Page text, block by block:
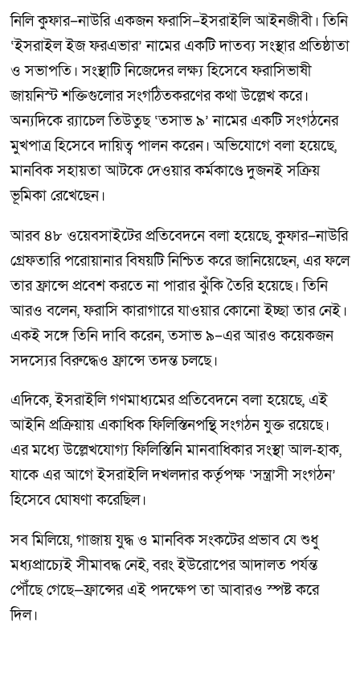
নিলি কুফার–নাউরি একজন ফরাসি–ইসরাইলি আইনজীবী। তিনি
‘ইসরাইল ইজ ফরএভার’ নামের একটি দাতব্য সংস্থার প্রতিষ্ঠাতা
ও সভাপতি। সংস্থাটি নিজেদের লক্ষ্য হিসেবে ফরাসিভাষী
জায়নিস্ট শক্তিগুলোর সংগঠিতকরণের কথা উল্লেখ করে।
অন্যদিকে র‍্যাচেল তিউতুছ ‘তসাভ ৯’ নামের একটি সংগঠনের
মুখপাত্র হিসেবে দায়িত্ব পালন করেন। অভিযোগে বলা হয়েছে,
মানবিক সহায়তা আটকে দেওয়ার কর্মকাণ্ডে দুজনই সক্রিয়
ভূমিকা রেখেছেন।
আরব ৪৮ ওয়েবসাইটের প্রতিবেদনে বলা হয়েছে, কুফার–নাউরি
গ্রেফতারি পরোয়ানার বিষয়টি নিশ্চিত করে জানিয়েছেন, এর ফলে
তার ফ্রান্সে প্রবেশ করতে না পারার ঝুঁকি তৈরি হয়েছে। তিনি
আরও বলেন, ফরাসি কারাগারে যাওয়ার কোনো ইচ্ছা তার নেই।
একই সঙ্গে তিনি দাবি করেন, তসাভ ৯–এর আরও কয়েকজন
সদস্যের বিরুদ্ধেও ফ্রান্সে তদন্ত চলছে।
এদিকে, ইসরাইলি গণমাধ্যমের প্রতিবেদনে বলা হয়েছে, এই
আইনি প্রক্রিয়ায় একাধিক ফিলিস্তিনপন্থি সংগঠন যুক্ত রয়েছে।
এর মধ্যে উল্লেখযোগ্য ফিলিস্তিনি মানবাধিকার সংস্থা আল-হাক,
যাকে এর আগে ইসরাইলি দখলদার কর্তৃপক্ষ ‘সন্ত্রাসী সংগঠন’
হিসেবে ঘোষণা করেছিল।
সব মিলিয়ে, গাজায় যুদ্ধ ও মানবিক সংকটের প্রভাব যে শুধু
মধ্যপ্রাচ্যেই সীমাবদ্ধ নেই, বরং ইউরোপের আদালত পর্যন্ত
পৌঁছে গেছে—ফ্রান্সের এই পদক্ষেপ তা আবারও স্পষ্ট করে
দিল।